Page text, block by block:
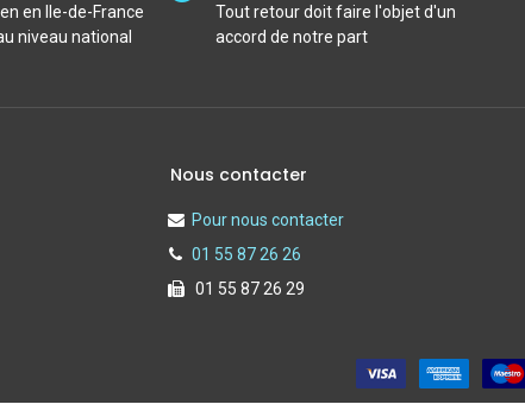
en Ile-de-France
niveau national
Tout retour doit faire l'objet d'un
accord de notre part
Nous contacter
Pour nous contacter
01 55 87 26 26
01 55 87 26 29